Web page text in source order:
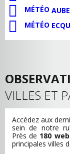
MÉTÉO
MÉTÉO
VILLES ET
Accédez aux
sein de notre
Près de 180
principales villes